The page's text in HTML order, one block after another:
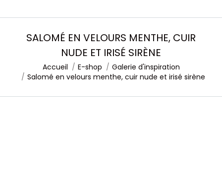
SALOMÉ EN VELOURS MENTHE, CUIR
NUDE ET IRISÉ SIRÈNE
Vous êtes ici :
Accueil E-shop
Galerie d'inspiration
Salomé en velours menthe, cuir nude et irisé sirène